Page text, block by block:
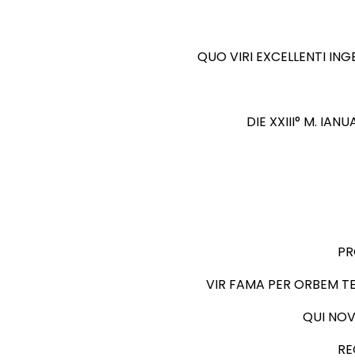
QUO VIRI EXCELLENTI
DIE XXIII° M.
VIR FAMA PER ORBEM
QUI